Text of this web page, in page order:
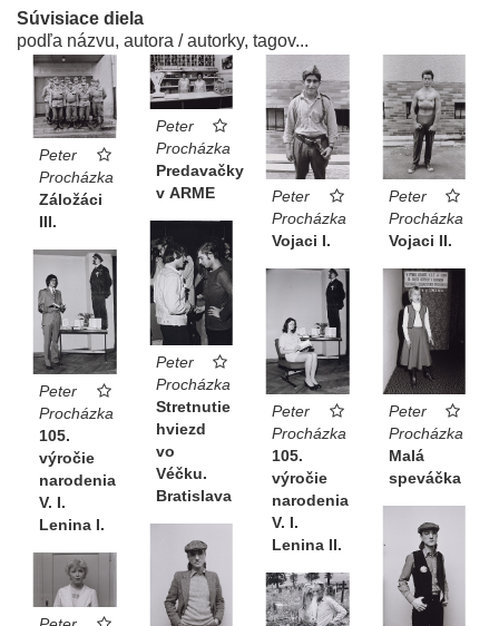
Súvisiace diela
podľa názvu, autora / autorky, tagov...
Peter
Procházka
Záložáci
III.
Peter
Procházka
Predavačky
v ARME
Peter
Procházka
Vojaci I.
Peter
Procházka
Vojaci II.
Peter
Procházka
Stretnutie
hviezd
vo
Véčku.
Bratislava
Peter
Procházka
105.
výročie
narodenia
V. I.
Lenina I.
Peter
Procházka
105.
výročie
narodenia
V. I.
Lenina II.
Peter
Procházka
Malá
speváčka